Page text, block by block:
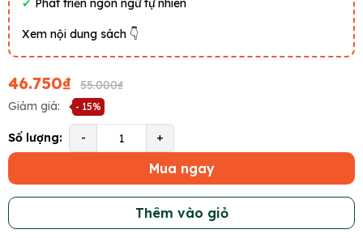
✔ Phát triển ngôn ngữ tự nhiên
Xem nội dung sách 👇
46.750₫
55.000₫
Giảm giá:
- 15%
Số lượng: - +
Mua ngay
Thêm vào giỏ